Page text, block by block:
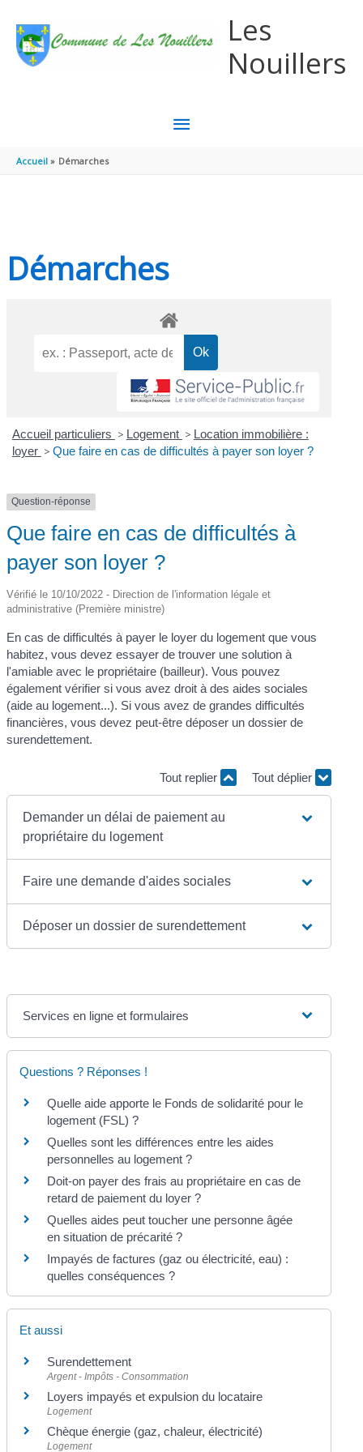
Les
Nouillers
MENU
Accueil Démarches
Démarches
Accueil particuliers > Logement > Location immobilière :
loyer > Que faire en cas de difficultés à payer son loyer ?
Question-réponse
Que faire en cas de difficultés à
payer son loyer ?
Vérifié le 10/10/2022 - Direction de l'information légale et
administrative (Première ministre)
En cas de difficultés à payer le loyer du logement que vous
habitez, vous devez essayer de trouver une solution à
l'amiable avec le propriétaire (bailleur). Vous pouvez
également vérifier si vous avez droit à des aides sociales
(aide au logement...). Si vous avez de grandes difficultés
financières, vous devez peut-être déposer un dossier de
surendettement.
Tout replier Tout déplier
Demander un délai de paiement au
propriétaire du logement
Faire une demande d'aides sociales
Déposer un dossier de surendettement
Services en ligne et formulaires
Questions ? Réponses !
Quelle aide apporte le Fonds de solidarité pour le
logement (FSL) ?
Quelles sont les différences entre les aides
personnelles au logement ?
Doit-on payer des frais au propriétaire en cas de
retard de paiement du loyer ?
Quelles aides peut toucher une personne âgée
en situation de précarité ?
Impayés de factures (gaz ou électricité, eau) :
quelles conséquences ?
Et aussi
Surendettement
Argent - Impôts - Consommation
Loyers impayés et expulsion du locataire
Logement
Chèque énergie (gaz, chaleur, électricité)
Logement